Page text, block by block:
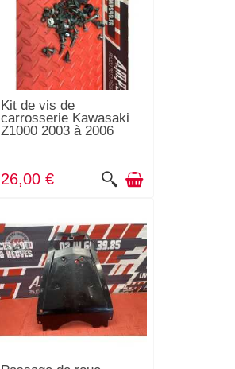
Kit de vis de
carrosserie Kawasaki
Z1000 2003 à 2006
26,00 €